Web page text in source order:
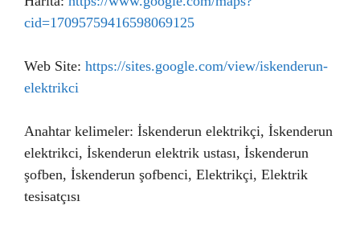
cid=17095759416598069125
Web Site: https://sites.google.com/view/iskenderun-
elektrikci
Anahtar kelimeler: İskenderun elektrikçi, İskenderun
elektrikci, İskenderun elektrik ustası, İskenderun
şofben, İskenderun şofbenci, Elektrikçi, Elektrik
tesisatçısı